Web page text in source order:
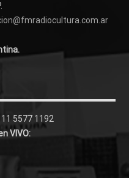
5577 1192
VIVO: